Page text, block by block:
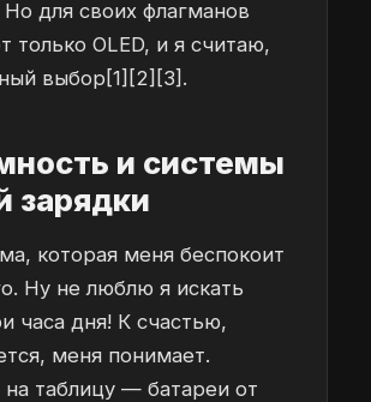
для своих флагманов
только OLED, и я считаю,
выбор[1][2][3].
и системы
зарядки
которая меня беспокоит
Ну не люблю я искать
часа дня! К счастью,
меня понимает.
таблицу — батареи от